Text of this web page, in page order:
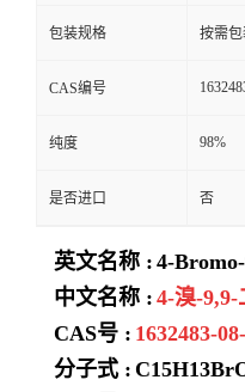
包装规格 按需
CAS编号
纯度 98%
是否进口 否
英文名称 : 4-
中文名称 : 4-溴-
CAS号 : 1632483-
分子式 :